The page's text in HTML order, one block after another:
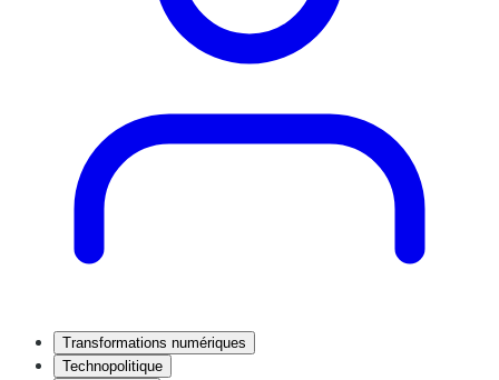
Transformations numériques
Technopolitique